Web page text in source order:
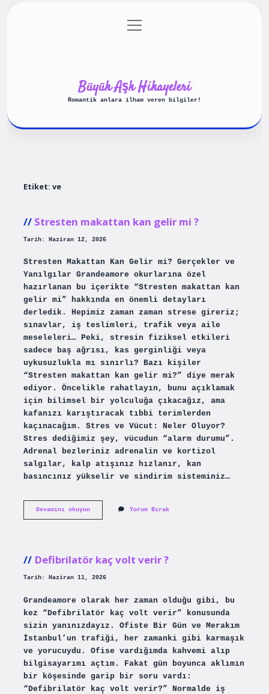
Gizlilik Politikası
menüyü
aç
Büyük Aşk Hikayeleri
Romantik anlara ilham veren bilgiler!
Etiket: ve
Stresten makattan kan gelir mi ?
Tarih: Haziran 12, 2026
Stresten Makattan Kan Gelir mi? Gerçekler ve
Yanılgılar Grandeamore okurlarına özel
hazırlanan bu içerikte “Stresten makattan kan
gelir mi” hakkında en önemli detayları
derledik. Hepimiz zaman zaman strese gireriz;
sınavlar, iş teslimleri, trafik veya aile
meseleleri… Peki, stresin fiziksel etkileri
sadece baş ağrısı, kas gerginliği veya
uykusuzlukla mı sınırlı? Bazı kişiler
“Stresten makattan kan gelir mi?” diye merak
ediyor. Öncelikle rahatlayın, bunu açıklamak
için bilimsel bir yolculuğa çıkacağız, ama
kafanızı karıştıracak tıbbi terimlerden
kaçınacağım. Stres ve Vücut: Neler Oluyor?
Stres dediğimiz şey, vücudun “alarm durumu”.
Adrenal bezleriniz adrenalin ve kortizol
salgılar, kalp atışınız hızlanır, kan
basıncınız yükselir ve sindirim sisteminiz…
Devamını okuyunStresten
Yorum Bırak
Defibrilatör kaç volt verir ?
Tarih: Haziran 11, 2026
Grandeamore olarak her zaman olduğu gibi, bu
kez “Defibrilatör kaç volt verir” konusunda
sizin yanınızdayız. Ofiste Bir Gün ve Merakım
İstanbul’un trafiği, her zamanki gibi karmaşık
ve yorucuydu. Ofise vardığımda kahvemi alıp
bilgisayarımı açtım. Fakat gün boyunca aklımın
bir köşesinde garip bir soru vardı:
“Defibrilatör kaç volt verir?” Normalde iş